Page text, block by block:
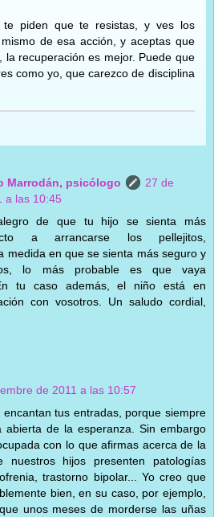
te piden que te resistas, y ves los
de esa acción, y aceptas que
la recuperación es mejor. Puede que
como yo, que carezco de disciplina
Marrodán, psicólogo
27 de
a las 10:45
de que tu hijo se sienta más
a arrancarse los pellejitos,
medida en que se sienta más seguro y
lo más probable es que vaya
tu caso además, el niño está en
con vosotros. Un saludo cordial,
de 2011 a las 10:57
tus entradas, porque siempre
abierta de la esperanza. Sin embargo
con lo que afirmas acerca de la
nuestros hijos presenten patologías
trastorno bipolar... Yo creo que
bien, en su caso, por ejemplo,
unos meses de morderse las uñas